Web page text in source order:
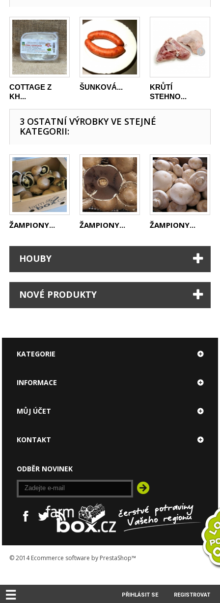
COTTAGE Z
KH...
ŠUNKOVÁ...
KRŮTÍ
STEHNO...
3 OSTATNÍ VÝROBKY VE STEJNÉ
KATEGORII:
ŽAMPIONY... ŽAMPIONY... ŽAMPIONY...
HOUBY
NOVÉ PRODUKTY
KATEGORIE
INFORMACE
© 2014Ecommerce software by PrestaShop™
MŮJ ÚČET
KONTAKT
ODBĚR NOVINEK
☰ PŘIHLÁSIT SE REGISTROVAT